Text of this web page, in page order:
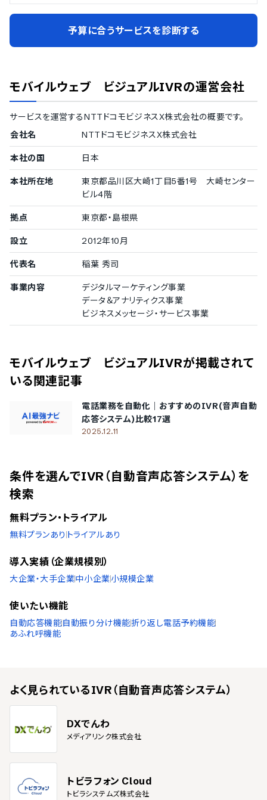
予算に合うサービスを診断する
モバイルウェブ ビジュアルIVRの運営会社
サービスを運営するNTTドコモビジネスX株式会社の概要です。
会社名
NTTドコモビジネスX株式会社
本社の国 日本
本社所在地
東京都品川区大崎1丁目5番1号 大崎センター
ビル4階
拠点 東京都・島根県
設立 2012年10月
代表名 稲葉 秀司
事業内容
デジタルマーケティング事業
データ＆アナリティクス事業
ビジネスメッセージ・サービス事業
モバイルウェブ ビジュアルIVRが掲載されて
いる関連記事
電話業務を自動化｜おすすめのIVR(音声自動
応答システム)比較17選
2025.12.11
条件を選んでIVR（自動音声応答システム）を
検索
無料プラン・トライアル
無料プランあり トライアルあり
導入実績（企業規模別）
大企業・大手企業中小企業小規模企業
使いたい機能
自動応答機能自動振り分け機能折り返し電話予約機能
あふれ呼機能
よく見られているIVR（自動音声応答システム）
DXでんわ
メディアリンク株式会社
トビラフォン Cloud
トビラシステムズ株式会社